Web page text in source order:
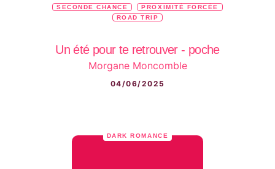
SECONDE CHANCE
PROXIMITÉ FORCÉE
ROAD TRIP
Un été pour te retrouver - poche
Morgane Moncomble
04/06/2025
DARK ROMANCE